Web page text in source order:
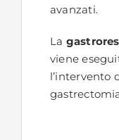
avanzati.
La
viene
l’intervento